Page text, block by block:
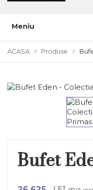
Meniu
ACASA Produse
Bufet